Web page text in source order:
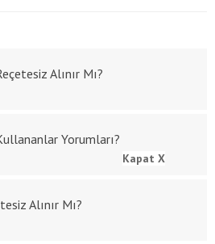
Alınır Mı?
Yorumları?
Alınır Mı?
Kapat X